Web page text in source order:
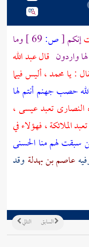
إنكم[ص:
وما
واردون قالعبد الله
: يامحمد، أليس فيما
حصب جهنم أنتم لها
تعبدعيسى،
تعبد الملائكة ، فهؤلاء في
سبقت لهم منا الحسنى
عاصم بن بهدلة وقد
التالي السابق